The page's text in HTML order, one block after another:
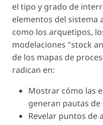
el tipo y grado de
elementos del sistema
como los arquetipos,
modelaciones "stock
de los mapas de
radican en:
Mostrar cómo las
generan pautas
Revelar puntos de